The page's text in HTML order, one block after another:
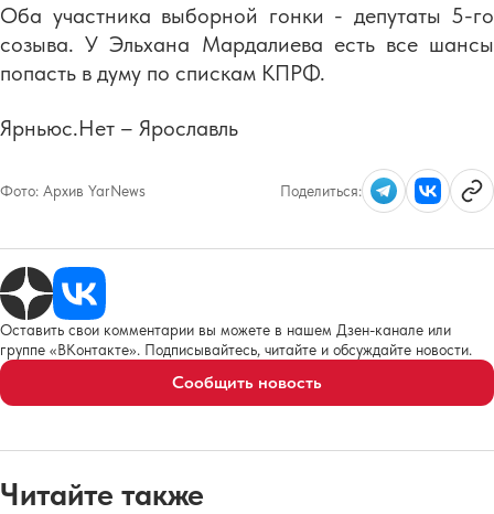
Оба участника выборной гонки - депутаты 5-го
созыва. У Эльхана Мардалиева есть все шансы
попасть в думу по спискам КПРФ.
Ярньюс.Нет – Ярославль
Фото: Архив YarNews Поделиться:
Оставить свои комментарии вы можете в нашем Дзен-канале или
группе «ВКонтакте». Подписывайтесь, читайте и обсуждайте новости.
Сообщить новость
Читайте также